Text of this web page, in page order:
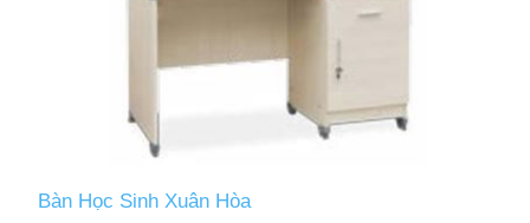
Bàn Học Sinh Xuân Hòa